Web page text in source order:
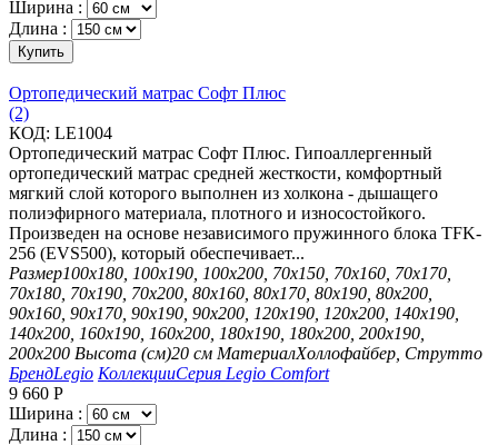
Ширина :
Длина :
Купить
Ортопедический матрас Софт Плюс
(2)
КОД: LE1004
Ортопедический матрас Софт Плюс. Гипоаллергенный
ортопедический матрас средней жесткости, комфортный
мягкий слой которого выполнен из холкона - дышащего
полиэфирного материала, плотного и износостойкого.
Произведен на основе независимого пружинного блока TFK-
256 (EVS500), который обеспечивает...
Размер100х180, 100х190, 100х200, 70х150, 70х160, 70х170,
70х180, 70х190, 70х200, 80х160, 80х170, 80х190, 80х200,
90х160, 90х170, 90х190, 90х200, 120х190, 120х200, 140х190,
140х200, 160х190, 160х200, 180х190, 180х200, 200х190,
200х200 Высота (см)20 см МатериалХоллофайбер, Струтто
БрендLegio КоллекцииСерия Legio Comfort
9 660 Р
Ширина :
Длина :